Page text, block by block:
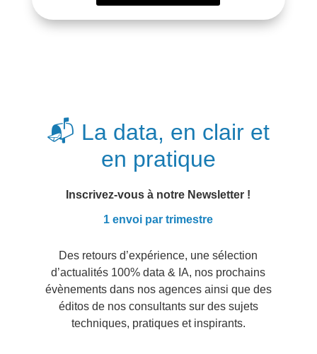
📬 La data, en clair et
en pratique
Inscrivez-vous à notre Newsletter !
1 envoi par trimestre
Des retours d’expérience, une sélection
d’actualités 100% data & IA, nos prochains
évènements dans nos agences ainsi que des
éditos de nos consultants sur des sujets
techniques, pratiques et inspirants.